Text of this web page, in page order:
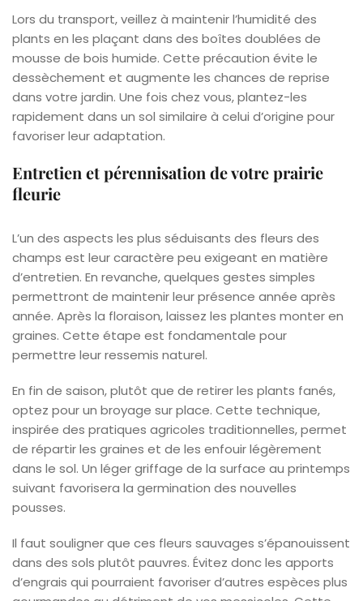
Lors du transport, veillez à maintenir l’humidité des
plants en les plaçant dans des boîtes doublées de
mousse de bois humide. Cette précaution évite le
dessèchement et augmente les chances de reprise
dans votre jardin. Une fois chez vous, plantez-les
rapidement dans un sol similaire à celui d’origine pour
favoriser leur adaptation.
Entretien et pérennisation de votre prairie
fleurie
L’un des aspects les plus séduisants des fleurs des
champs est leur caractère peu exigeant en matière
d’entretien. En revanche, quelques gestes simples
permettront de maintenir leur présence année après
année. Après la floraison, laissez les plantes monter en
graines. Cette étape est fondamentale pour
permettre leur ressemis naturel.
En fin de saison, plutôt que de retirer les plants fanés,
optez pour un broyage sur place. Cette technique,
inspirée des pratiques agricoles traditionnelles, permet
de répartir les graines et de les enfouir légèrement
dans le sol. Un léger griffage de la surface au printemps
suivant favorisera la germination des nouvelles
pousses.
Il faut souligner que ces fleurs sauvages s’épanouissent
dans des sols plutôt pauvres. Évitez donc les apports
d’engrais qui pourraient favoriser d’autres espèces plus